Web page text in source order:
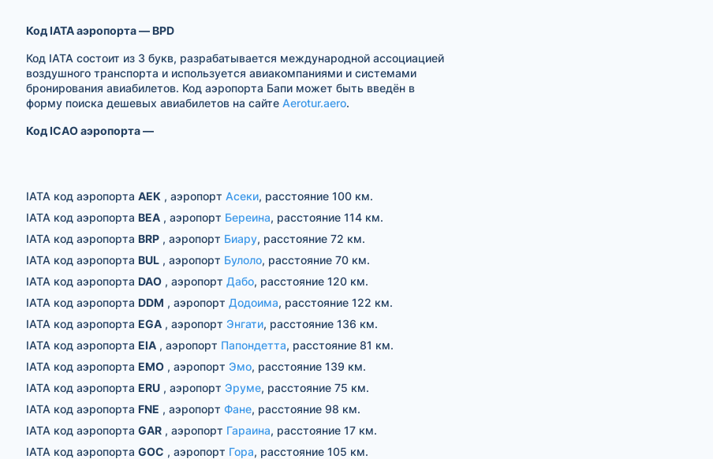
Код IATA аэропорта — BPD
Код IATA состоит из 3 букв, разрабатывается международной ассоциацией
воздушного транспорта и используется авиакомпаниями и системами
бронирования авиабилетов. Код аэропорта Бапи может быть введён в
форму поиска дешевых авиабилетов на сайте Aerotur.aero.
Код ICAO аэропорта —
IATA код аэропорта AEK , аэропорт Асеки, расстояние 100 км.
IATA код аэропорта BEA, аэропорт Береина, расстояние 114 км.
IATA код аэропорта BRP, аэропорт Биару, расстояние 72 км.
IATA код аэропорта BUL, аэропорт Булоло, расстояние 70 км.
IATA код аэропорта DAO, аэропорт Дабо, расстояние 120 км.
IATA код аэропорта DDM , аэропорт Додоима, расстояние 122 км.
IATA код аэропорта EGA, аэропорт Энгати, расстояние 136 км.
IATA код аэропорта EIA, аэропорт Папондетта, расстояние 81 км.
IATA код аэропорта EMO, аэропорт Эмо, расстояние 139 км.
IATA код аэропорта ERU, аэропорт Эруме, расстояние 75 км.
IATA код аэропорта FNE , аэропорт Фане, расстояние 98 км.
IATA код аэропорта GAR, аэропорт Гараина, расстояние 17 км.
IATA код аэропорта GOC , аэропорт Гора, расстояние 105 км.